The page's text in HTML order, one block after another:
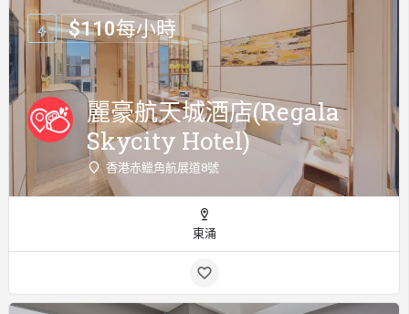
麗豪航天城酒店(Regala
Skycity Hotel)
香港赤鱲角航展道8號
$110每小時
東涌